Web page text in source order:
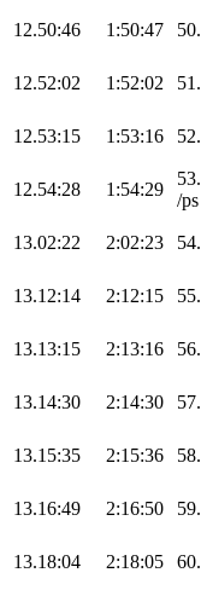
12.50:46 1:50:47 50.
12.52:02 1:52:02 51.
12.53:15 1:53:16 52.
12.54:28 1:54:29
53.
/ps
13.02:22 2:02:23 54.
13.12:14 2:12:15 55.
13.13:15 2:13:16 56.
13.14:30 2:14:30 57.
13.15:35 2:15:36 58.
13.16:49 2:16:50 59.
13.18:04 2:18:05 60.